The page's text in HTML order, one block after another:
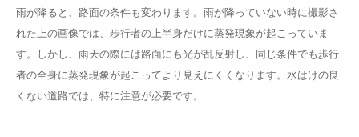
雨が降ると、路面の条件も変わります。雨が降っていない時に撮影さ
れた上の画像では、歩行者の上半身だけに蒸発現象が起こっていま
す。しかし、雨天の際には路面にも光が乱反射し、同じ条件でも歩行
者の全身に蒸発現象が起こってより見えにくくなります。水はけの良
くない道路では、特に注意が必要です。